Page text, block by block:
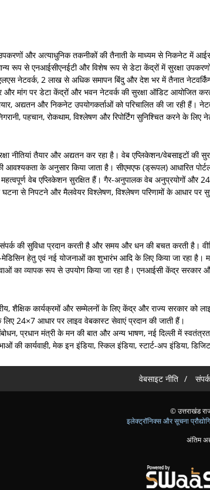
और अत्याधुनिक तकनीकों की तैनाती के माध्यम से निकनेट में
रूप से एनआईसीएनईटी और विशेष रूप से डेटा केंद्रों में सुरक्षा
नेटवर्क, 2 लाख से अधिक समापन बिंदु और देश भर में तैनात
मांग पर डेटा केंद्रों और भवन नेटवर्क की सुरक्षा ऑडिट आयोजित
अद्यतन और निकनेट उपयोगकर्ताओं को परिचालित की जा रही हैं।
​​पहचान, रोकथाम, विश्लेषण और रिपोर्टिंग सुनिश्चित करने के लिए
नीतियां तैयार और अद्यतन कर रहा है। वेब एप्लिकेशन/वेबसाइटों की
आवश्यकता के अनुसार किया जाता है। सीएमएफ (ड्रूपल) आधारित
वेब एप्लिकेशन सुरक्षित हैं। गैर-अनुपालक वेब अनुप्रयोगों और
से निपटने और मैलवेयर विश्लेषण, विश्लेषण परिणामों के आधार पर
की सुविधा प्रदान करती है और समय और धन की बचत करती है।
हेतु एवं नई योजनाओं का शुभारंभ आदि के लिए किया जा रहा है।
सेवाओं का व्यापक रूप से उपयोग किया जा रहा है। एनआईसी केंद्र
शैक्षिक कार्यक्रमों और सम्मेलनों के लिए केंद्र और राज्य सरकार को
लिए 24×7 आधार पर लाइव वेबकास्ट सेवाएं प्रदान की जाती हैं।
प्रधान मंत्री के मन की बात और अन्य भाषण, नई दिल्ली में
की कार्यवाही, मेक इन इंडिया, स्किल इंडिया, स्टार्ट-अप इंडिया,
वेबसाइट नीति
© उत्तराखंड
इलेक्ट्रॉनिक्स और सूचना
अंतिम